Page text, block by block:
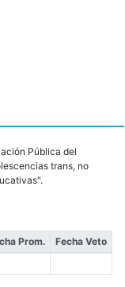
Pública del
trans, no
Prom.
Fecha Veto